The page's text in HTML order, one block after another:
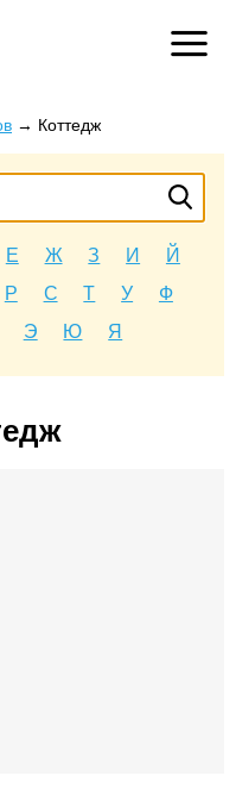
→ Коттедж
Е Ж З И
Й
Р С Т У
Ф
Э Ю Я